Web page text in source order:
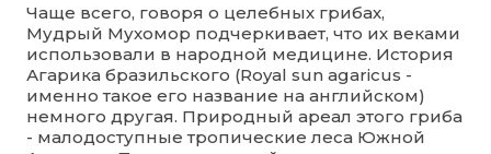
Чаще всего, говоря о целебных грибах,
Мудрый Мухомор подчеркивает, что их веками
использовали в народной медицине. История
Агарика бразильского (Royal sun agaricus -
именно такое его название на английском)
немного другая. Природный ареал этого гриба
- малодоступные тропические леса Южной